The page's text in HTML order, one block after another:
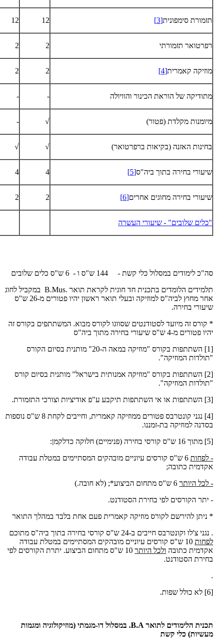
תזמורת סימפונית[3]
12
12
רפרטואר תזמורתי 2
2
מוזיקה קאמרית[4]
2
2
מתודיקה של הוראת הכינור והוויולה -
-
מיומנות מקלדת (פטור) √
-
בחינות האזנה (בקיאות ברפרטואר) √
√
שיעורי בחירה בתוך ביה"ס[5]
4
4
שיעורי בחירה מחוגים אחרים[6]
2
2
"כלים שלובים" - שיעורי העשרה
סה"כ לימודים במסלול כלי קשת - 144 ש"ס ו - 6 ש"ס כלים שלובים
תלמידים הלומדים בתכנית חד חוגית לקראת תואר .B.Mus במקביל לחוג
אחר מחוץ לביה"ס למוזיקה ובעלי תואר ראשון יהיו פטורים מ-26 ש"ס
שיעורי בחירה.
* קורס זה מיועד לסטודנטים שסווגו לקורס מבוא. המשתתפים בקורס זה
יהיו פטורים מ-4 ש"ס שיעורי בחירה מתוך ביה"ס
[1] השתתפות בקורס "מוזיקה במאה ה-20" מותנית בסיום הקורס
"תולדות המוזיקה".
[2] השתתפות בקורס "מוזיקה אמנותית בישראל" מותנית בסיום קורס
"תולדות המוזיקה".
[3] השתתפות או אי השתתפות תיקבע ע"פ אודיציות וצורכי התזמורת.
[4] נגני קונטרבס פטורים ממוזיקה קאמרית, וחייבים לקחת 8 ש"ס נוספות
בסדנה למוזיקה בת-זמננו.
[5] מתוך 16 ש"ס קורסי בחירה (פנימיים) חלוקה כדלקמן:
- לפחות
6 ש"ס קורסים עיוניים מובהקים המסתיימים במטלת עבודה
אקדמית כתובה;
- לכל היותר
- יתר הקורסים לפי בחירת הסטודנט.
* ניתן להירשם לקורס מוזיקה קאמרית פעם אחת בלבד במהלך התואר
. נגני צ'לו וקונטרבס חייבים ב-24 ש"ס קורסי בחירה בתוך ביה"ס מתוכם
לפחות
10 ש"ס קורסים עיוניים מובהקים המסתיימים במטלת עבודה
אקדמית כתובה ולכל היותר
10 ש"ס מתחום הביצוע. יתרת הקורסים לפי
בחירת הסטודנט.
.
[6] לא כולל שפות.
תכנית הלימודים לתואר B.A. במסלול דו-מגמתי (מוזיקולוגיה ומגמות
מעשיות) כלי קשת